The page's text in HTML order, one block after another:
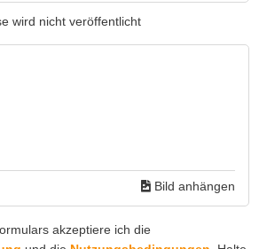
wird nicht veröffentlicht
Bild anhängen
akzeptiere ich die